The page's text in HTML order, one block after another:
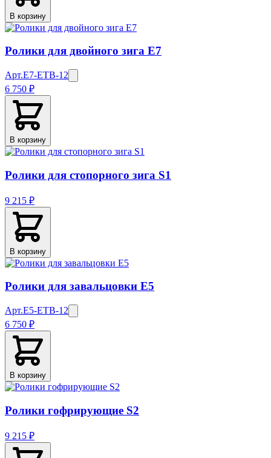
В корзину
Ролики для двойного зига E7
Арт.E7-ETB-12
6 750 ₽
В корзину
Ролики для стопорного зига S1
9 215 ₽
В корзину
Ролики для завальцовки E5
Арт.E5-ETB-12
6 750 ₽
В корзину
Ролики гофрирующие S2
9 215 ₽